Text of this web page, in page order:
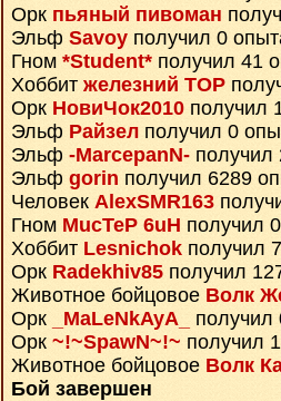
Орк пьяный пивоман
Эльф Savoy получил 0
Гном *Student* получил 41
Хоббит железний ТОР
Орк НовиЧок2010 получил
Эльф Райзел получил 0
Эльф -MarcepanN- получил
Эльф gorin получил 6289
Человек AlexSMR163
Гном MucTeP 6uH получил
Хоббит Lesnichok получил
Орк Radekhiv85 получил
Животное бойцовое Волк
Орк
_MaLeNkAyA_
получил
Орк ~!~SpawN~!~ получил
Животное бойцовое Волк
Бой завершен